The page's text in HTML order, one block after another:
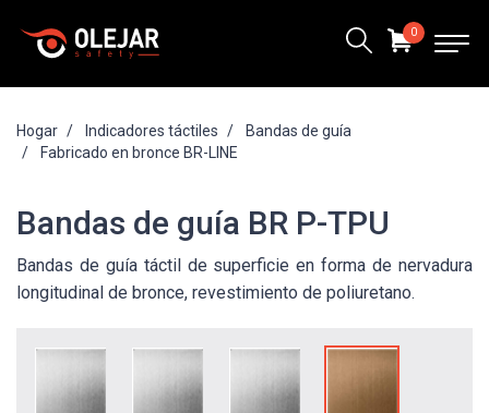
Hogar Indicadores táctiles
Bandas de guía
Fabricado en bronce BR-LINE
Bandas de guía BR P-TPU
Bandas de guía táctil de superficie en forma de nervadura
longitudinal de bronce, revestimiento de poliuretano.
0